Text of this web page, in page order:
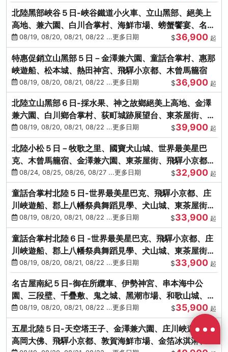
北陸黑部峽谷５日-峽谷鐵道小火車、立山黑部、絕美上
高地、兼六園、白川合掌村、海鮮市場、螃蟹饗宴、名湯
雙溫泉
08/19, 08/20, 08/21, 08/22 ...更多日期 $36,900 起
特惠促銷立山黑部５日－金澤兼六園、童話合掌村、惠那
峽遊船、松本城、熱田神宮、飛驒小京都、木曾馬籠宿
08/19, 08/20, 08/21, 08/22 ...更多日期 $36,900 起
北陸立山黑部６日-採水果、神之故鄉絕美上高地、金澤
兼六園、白川鄉合掌村、荻町城跡展望台、東茶屋街、名
花之里絢爛花海
08/19, 08/20, 08/21, 08/22 ...更多日期 $39,900 起
北陸小松５日－牧歌之里、國寶犬山城、世界最美星巴
克、木曾馬籠宿、金澤兼六園、東茶屋街、飛驒小京都、
白川鄉合掌村
08/24, 08/25, 08/26, 08/27 ...更多日期 $32,900 起
童話合掌村北陸５日-世界最美星巴克、飛驒小京都、庄
川峽遊船、郡上八幡祭典舞蹈見學、犬山城、東茶屋街、
松葉蟹、金箔冰淇淋
08/19, 08/20, 08/21, 08/22 ...更多日期 $33,900 起
童話合掌村北陸６日 -世界最美星巴克、飛驒小京都、庄
川峽遊船、郡上八幡祭典舞蹈見學、犬山城、東茶屋街、
松葉蟹、金箔冰淇淋
08/19, 08/20, 08/21, 08/22 ...更多日期 $33,900 起
名古屋南紀５日-御在所纜車、伊勢神宮、串本海中公
園、三段壁、千疊敷、鬼之城、黑潮市場、和歌山城、伊
勢龍蝦溫泉
08/19, 08/20, 08/21, 08/22 ...更多日期 $35,900 起
五星北陸５日-天空塔王子、金澤兼六園、庄川峽遊船、
高岡大佛、飛驒小京都、敦賀海鮮市場、金箔冰淇淋、鰻